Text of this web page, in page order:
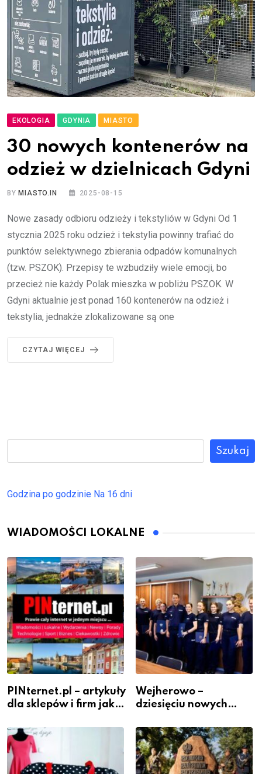
EKOLOGIA GDYNIA MIASTO
30 nowych kontenerów na
odzież w dzielnicach Gdyni
BY MIASTO.IN 2025-08-15
Nowe zasady odbioru odzieży i tekstyliów w Gdyni Od 1
stycznia 2025 roku odzież i tekstylia powinny trafiać do
punktów selektywnego zbierania odpadów komunalnych
(tzw. PSZOK). Przepisy te wzbudziły wiele emocji, bo
przecież nie każdy Polak mieszka w pobliżu PSZOK. W
Gdyni aktualnie jest ponad 160 kontenerów na odzież i
tekstylia, jednakże zlokalizowane są one
CZYTAJ WIĘCEJ
Szukaj
Godzina po godzinie Na 16 dni
WIADOMOŚCI LOKALNE
PINternet.pl – artykuły
dla sklepów i firm jako
widoczność
Wejherowo –
dziesięciu nowych
szeregach Komendy
Powiatowej